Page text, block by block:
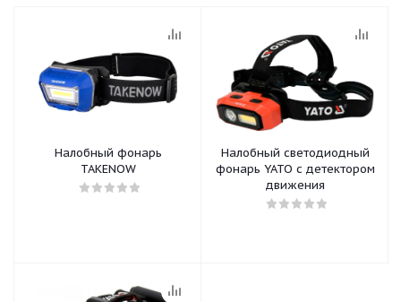
Налобный фонарь
TAKENOW
Налобный светодиодный
фонарь YATO с детектором
движения